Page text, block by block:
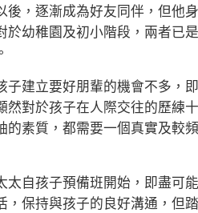
，逐漸成為好友同伴，但他
幼稚園及初小階段，兩者已
建立要好朋輩的機會不多，
對於孩子在人際交往的歷練
素質，都需要一個真實及較
自孩子預備班開始，即盡可
保持與孩子的良好溝通，但